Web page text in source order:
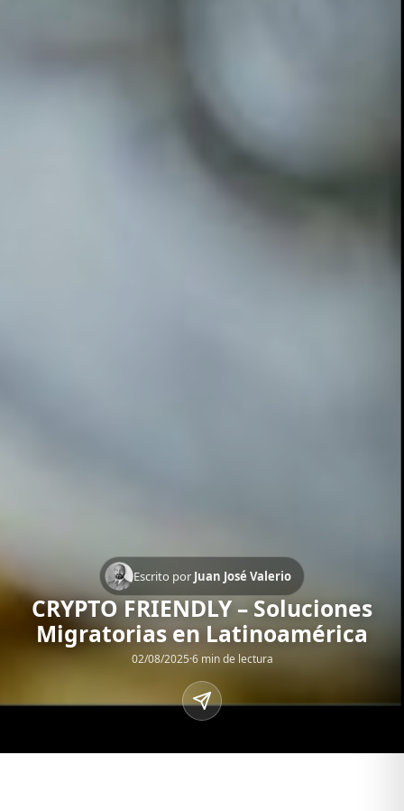
Escrito por Juan José Valerio
CRYPTO FRIENDLY – Soluciones
Migratorias en Latinoamérica
02/08/2025·6 min de lectura